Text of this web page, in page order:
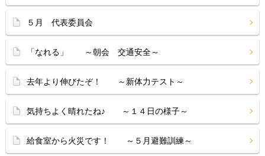
５月 代表委員会
「なれる」 ～朝会 交通安全～
去年より伸びたぞ！ ～新体力テスト～
気持ちよく晴れたね♪ ～１４日の様子～
給食室から火災です！ ～５月避難訓練～